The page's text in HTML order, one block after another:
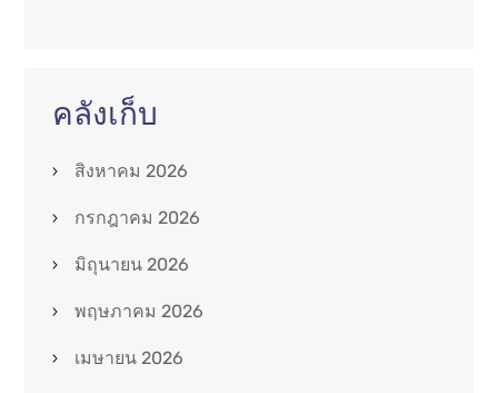
คลังเก็บ
สิงหาคม 2026
กรกฎาคม 2026
มิถุนายน 2026
พฤษภาคม 2026
เมษายน 2026